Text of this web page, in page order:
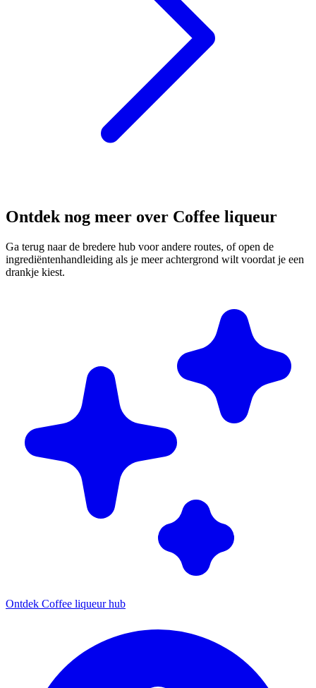
Ontdek nog meer over Coffee liqueur
Ga terug naar de bredere hub voor andere routes, of open de
ingrediëntenhandleiding als je meer achtergrond wilt voordat je een
drankje kiest.
Ontdek Coffee liqueur hub